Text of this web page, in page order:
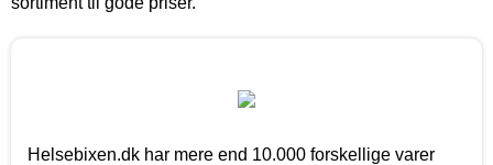
Helsebixen.dk har mere end 10.000 forskellige varer